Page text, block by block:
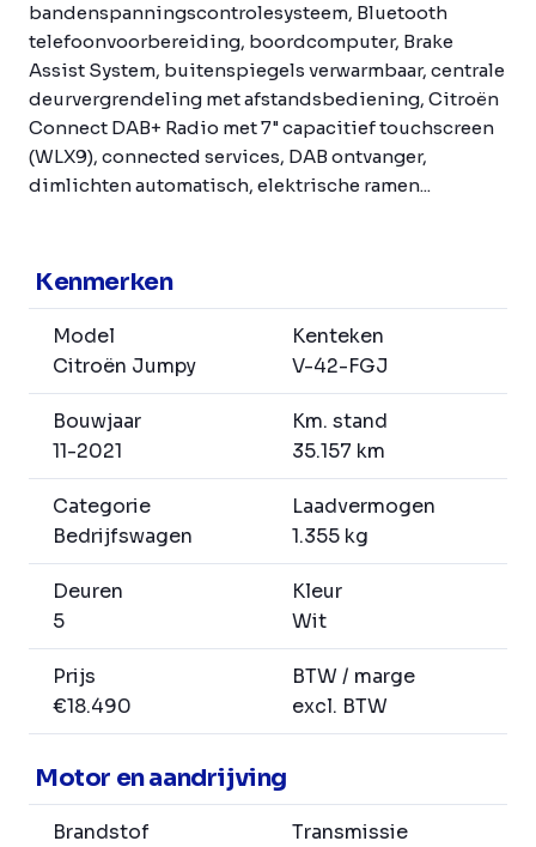
bandenspanningscontrolesysteem, Bluetooth
telefoonvoorbereiding, boordcomputer, Brake
Assist System, buitenspiegels verwarmbaar, centrale
deurvergrendeling met afstandsbediening, Citroën
Connect DAB+ Radio met 7" capacitief touchscreen
(WLX9), connected services, DAB ontvanger,
dimlichten automatisch, elektrische ramen...
Kenmerken
Model
Citroën Jumpy
Kenteken
V-42-FGJ
Bouwjaar
11-2021
Km. stand
35.157 km
Categorie
Bedrijfswagen
Laadvermogen
1.355 kg
Deuren
5
Kleur
Wit
Prijs
€18.490
BTW / marge
excl. BTW
Motor en aandrijving
Brandstof
Transmissie